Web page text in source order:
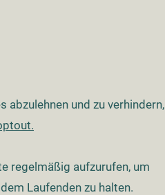
abzulehnen und zu verhindern,
regelmäßig aufzurufen, um
Laufenden zu halten.